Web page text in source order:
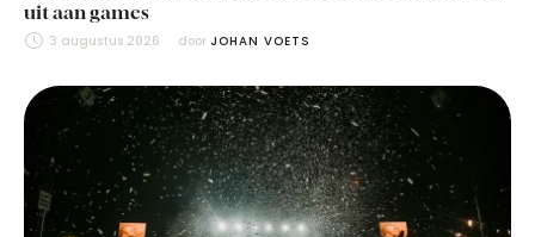
uit aan games
3 augustus 2026 door JOHAN VOETS